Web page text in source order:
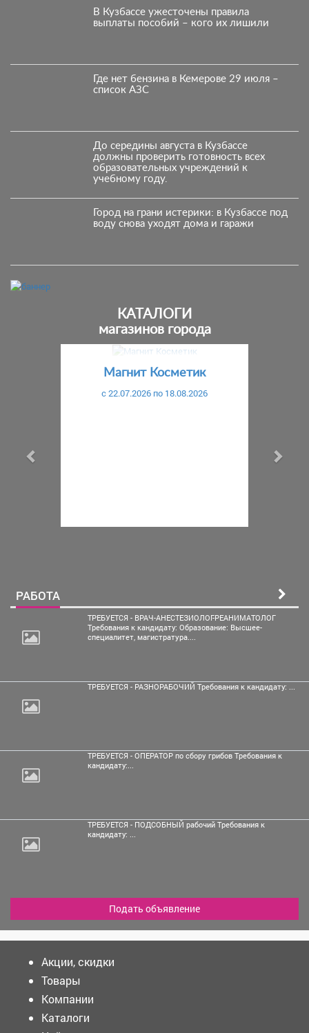
В Кузбассе ужесточены правила
выплаты пособий – кого их лишили
Где нет бензина в Кемерове 29 июля –
список АЗС
До середины августа в Кузбассе
должны проверить готовность всех
образовательных учреждений к
учебному году.
Город на грани истерики: в Кузбассе под
воду снова уходят дома и гаражи
КАТАЛОГИ
магазинов города
Магнит Косметик
c 22.07.2026 по 18.08.2026
РАБОТА
ТРЕБУЕТСЯ - ВРАЧ-АНЕСТЕЗИОЛОГ-РЕАНИМАТОЛОГ
Требования к кандидату: Образование: Высшее-
специалитет, магистратура....
ТРЕБУЕТСЯ - РАЗНОРАБОЧИЙ Требования к кандидату: ...
ТРЕБУЕТСЯ - ОПЕРАТОР по сбору грибов Требования к
кандидату:...
ТРЕБУЕТСЯ - ПОДСОБНЫЙ рабочий Требования к
кандидату: ...
Подать объявление
Акции, скидки
Товары
Компании
Каталоги